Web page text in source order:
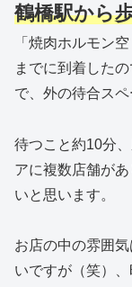
鶴橋駅から
「焼肉ホルモン
までに到着した
で、外の待合スペ
待つこと約10分
アに複数店舗が
いと思います。
お店の中の雰囲
いですが（笑）